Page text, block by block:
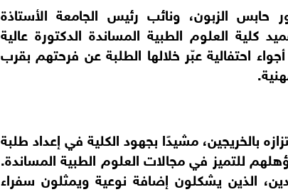
حابس الزبون، ونائب رئيس الجامعة الأستاذة
كلية العلوم الطبية المساندة الدكتورة عالية
احتفالية عبّر خلالها الطلبة عن فرحتهم بقرب
بالخريجين، مشيدًا بجهود الكلية في إعداد طلبة
للتميز في مجالات العلوم الطبية المساندة.
الذين يشكلون إضافة نوعية ويمثلون سفراء